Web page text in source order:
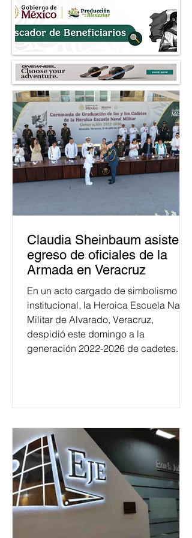
Claudia Sheinbaum asiste a
egreso de oficiales de la
Armada en Veracruz
En un acto cargado de simbolismo
institucional, la Heroica Escuela Naval
Militar de Alvarado, Veracruz,
despidió este domingo a la
generación 2022-2026 de cadetes.